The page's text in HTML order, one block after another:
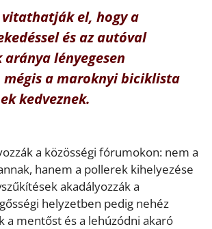
vitathatják el, hogy a
és az autóval
lényegesen
mégis a maroknyi biciklista
kedveznek.
a közösségi fórumokon: nem a
hanem a pollerek kihelyezése
akadályozzák a
helyzetben pedig nehéz
a mentőst és a lehúzódni akaró